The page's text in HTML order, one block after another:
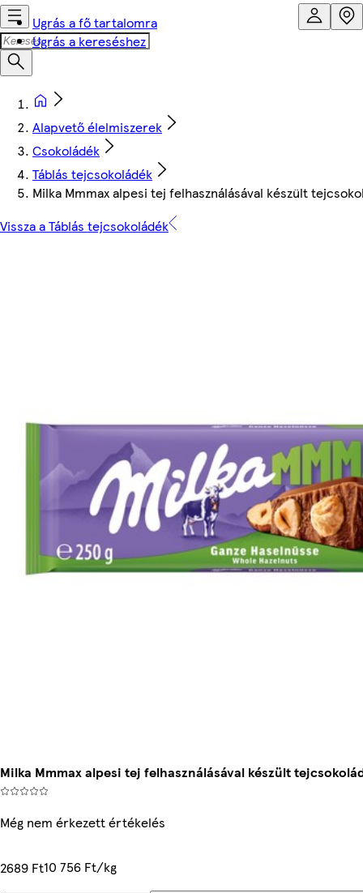
Ugrás a fő tartalomra
Ugrás a kereséshez
Alapvető élelmiszerek
Csokoládék
Táblás tejcsokoládék
Milka Mmmax alpesi tej felhasználásával készült
Vissza a Táblás tejcsokoládék
Milka Mmmax alpesi tej felhasználásával készült
Még nem érkezett értékelés
2689 Ft10 756 Ft/kg